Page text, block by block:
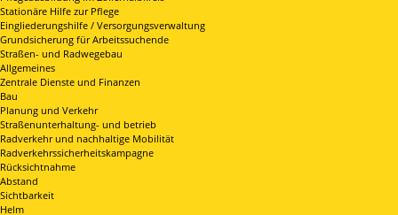
Stationäre Hilfe zur Pflege
Eingliederungshilfe / Versorgungsverwaltung
Grundsicherung für Arbeitssuchende
Straßen- und Radwegebau
Allgemeines
Zentrale Dienste und Finanzen
Bau
Planung und Verkehr
Straßenunterhaltung- und betrieb
Radverkehr und nachhaltige Mobilität
Radverkehrssicherheitskampagne
Rücksichtnahme
Abstand
Sichtbarkeit
Helm